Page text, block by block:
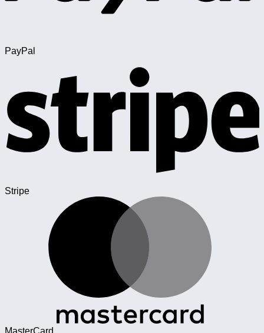
PayPal
Stripe
MasterCard